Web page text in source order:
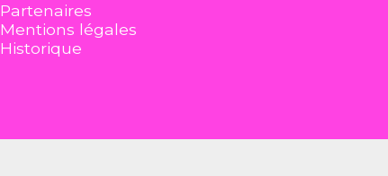
Partenaires
Mentions légales
Historique